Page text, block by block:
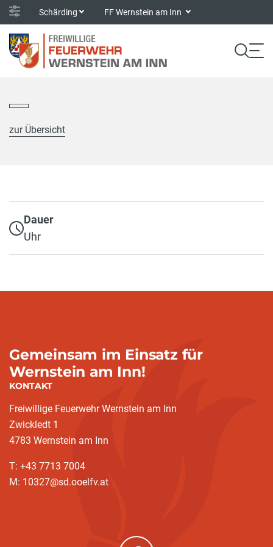
Schärding FF Wernstein am Inn
zur Übersicht
Dauer
Uhr
Gemeinsam im Einsatz für
Wernstein am Inn!
KONTAKT
Freiwillige Feuerwehr Wernstein am Inn
Zwickledt 1
4783 Wernstein am Inn
T: +43 7713 7004
M: 10327@sd.ooelfv.at